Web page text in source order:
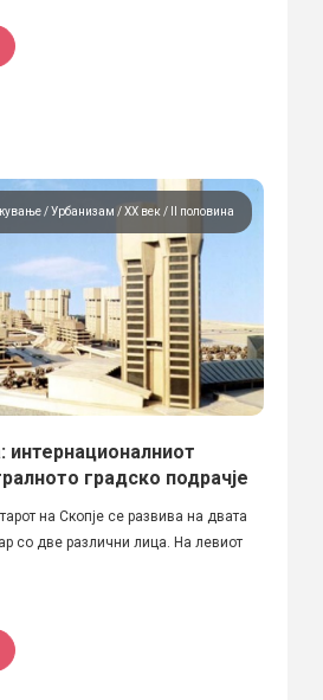
Урбанизам ХХ век / II половина
интернационалниот
градско подрачје
на Скопје се развива на двата
со две различни лица. На левиот